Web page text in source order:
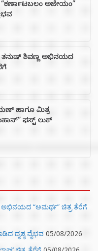
ಅಜೇಯಂ”
ತನುಷ್ ಶಿವಣ್ಣ ಅಭಿನಯದ
ಹಾಗೂ ಮಿತ್ರ
ಫಸ್ಟ್ ಲುಕ್
ಅಭಿನಯದ “ಅಮರ್ಥ” ಚಿತ್ರ ತೆರೆಗೆ
ದೃಶ್ಯ ವೈಭವ 05/08/2026